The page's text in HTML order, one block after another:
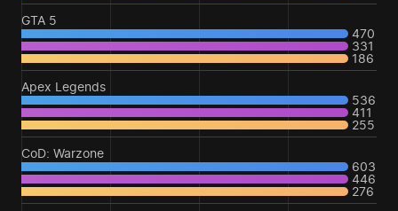
GTA 5
470
331
186
Apex Legends
536
411
255
CoD: Warzone
603
446
276